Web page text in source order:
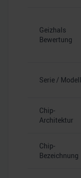
Geizhals
Bewertung
Serie / Modell
Chip-
Architektur
Chip-
Bezeichnung